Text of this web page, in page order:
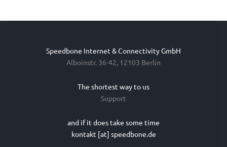
Speedbone Internet & Connectivity GmbH
Alboinstr. 36-42, 12103 Berlin
The shortest way to us
Support
and if it does take some time
kontakt [at] speedbone.de